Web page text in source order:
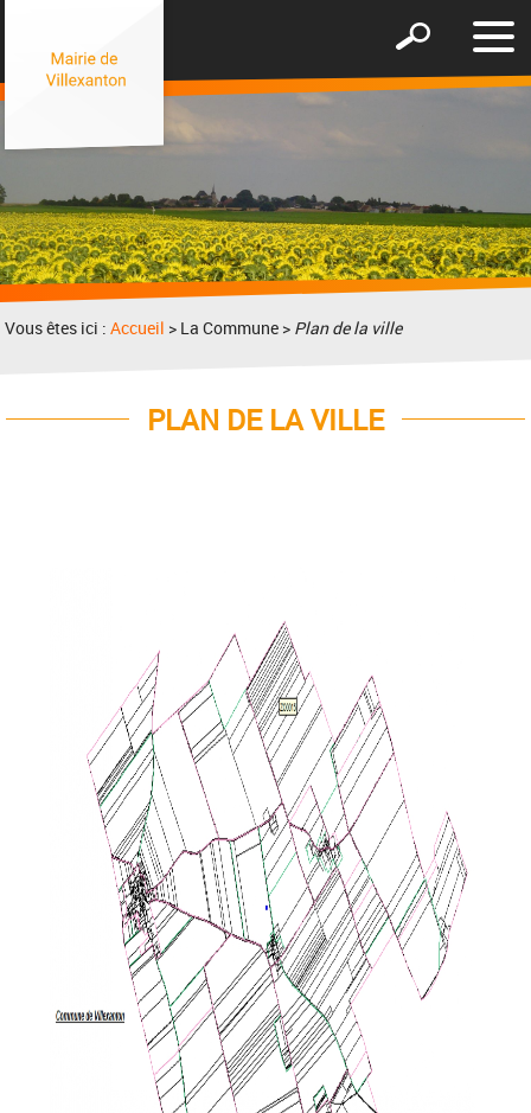
le
Afficher
formulaire
Vous êtes ici :Accueil > La Commune > Plan de la ville
PLAN DE LA VILLE